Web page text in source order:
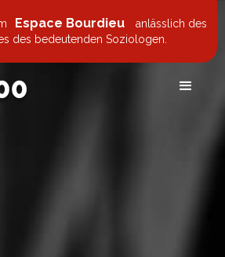
Espace Bourdieu
anlässlich des
des bedeutenden Soziologen.